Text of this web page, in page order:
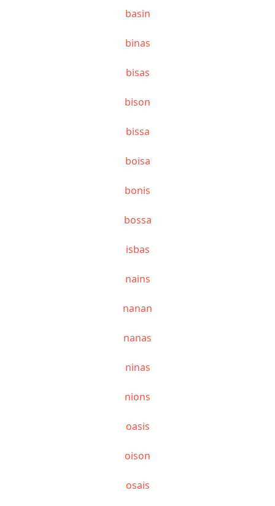
basin
binas
bisas
bison
bissa
boisa
bonis
bossa
isbas
nains
nanan
nanas
ninas
nions
oasis
oison
osais